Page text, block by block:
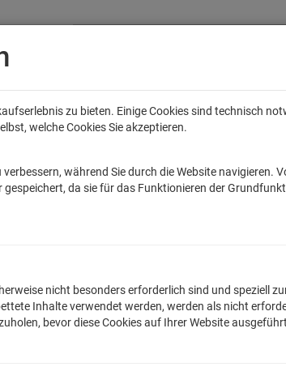
Filme & Serien Gaming Fun Accessoires
Egal ob witziger
originellen T-Shirts
zu bieten. Einige Cookies sind technisch
welche Cookies Sie akzeptieren.
während Sie durch die Website navigieren.
da sie für das Funktionieren der
nicht besonders erforderlich sind und speziell
Inhalte verwendet werden, werden als nicht
bevor diese Cookies auf Ihrer Website